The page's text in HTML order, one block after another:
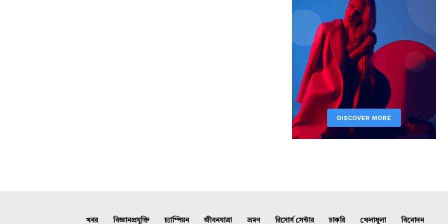
খবর বিজ্ঞানপ্রযুক্তি চ্যাম্পিয়ন জীবনযাত্রা ভ্রমণ রিসোর্স সেন্টার চাকরি খেলাধুলা বিনোদন